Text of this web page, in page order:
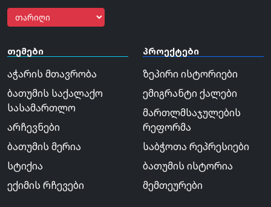
თემები
აჭარის მთავრობა
ბათუმის საქალაქო
სასამართლო
არჩევნები
ბათუმის მერია
სტიქია
ექიმის რჩევები
პროექტები
ზეპირი ისტორიები
ემიგრანტი ქალები
მართლმსაჯულების
რეფორმა
საბჭოთა რეპრესიები
ბათუმის ისტორია
მემთეურები